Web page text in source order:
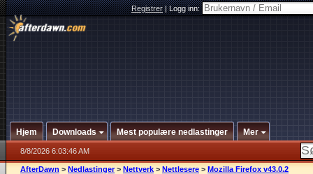
Registrer|Logg inn:
Hjem Downloads Mest populære nedlastinger Mer
8/8/2026 6:03:46 AM
AfterDawn > Nedlastinger > Nettverk > Nettlesere > Mozilla Firefox v43.0.2